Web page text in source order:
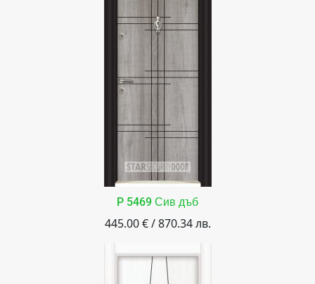
P 5469 Сив дъб
445.00 € / 870.34 лв.